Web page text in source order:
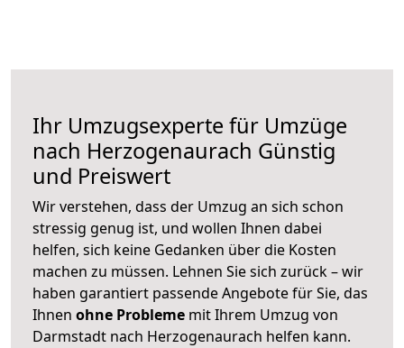
Ihr Umzugsexperte für Umzüge
nach Herzogenaurach Günstig
und Preiswert
Wir verstehen, dass der Umzug an sich schon
stressig genug ist, und wollen Ihnen dabei
helfen, sich keine Gedanken über die Kosten
machen zu müssen. Lehnen Sie sich zurück – wir
haben garantiert passende Angebote für Sie, das
Ihnen ohne Probleme mit Ihrem Umzug von
Darmstadt nach Herzogenaurach helfen kann.